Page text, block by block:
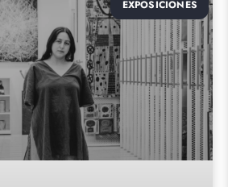
EXPOSICIONES